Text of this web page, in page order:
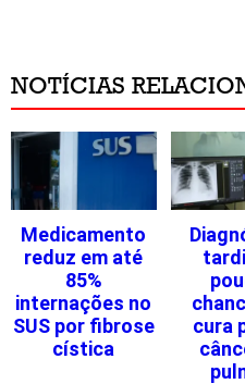
NOTÍCIAS
Medicamento
reduz em até
85%
internações no
SUS por fibrose
cística
cura